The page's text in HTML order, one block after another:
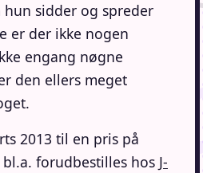
hun sidder og spreder
er der ikke nogen
engang nøgne
den ellers meget
2013 til en pris på
forudbestilles hos J-